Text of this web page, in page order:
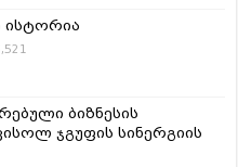
ისტორია
ბიზნესის
ჯგუფის სინერგიის